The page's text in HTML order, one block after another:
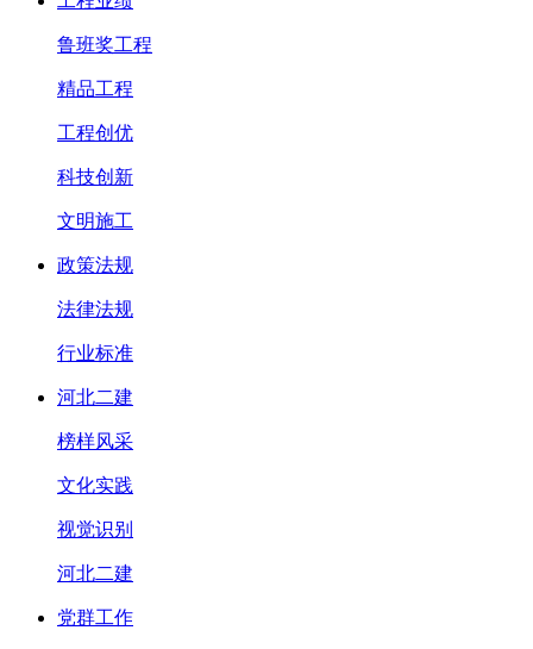
鲁班奖工程
精品工程
工程创优
科技创新
文明施工
政策法规
法律法规
行业标准
河北二建
榜样风采
文化实践
视觉识别
河北二建
党群工作